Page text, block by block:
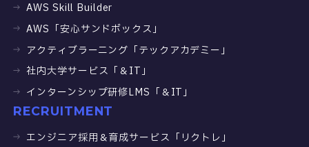
AWS Skill Builder
AWS「安心サンドボックス」
アクティブラーニング「テックアカデミー」
社内大学サービス「＆IT」
インターンシップ研修LMS「＆IT」
RECRUITMENT
エンジニア採用＆育成サービス「リクトレ」